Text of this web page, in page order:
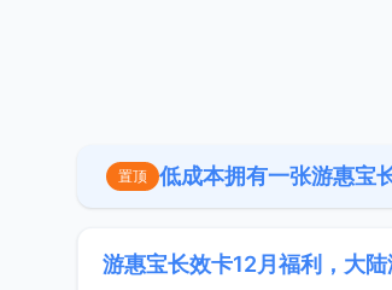
置顶 低成本拥有一张游惠宝
游惠宝长效卡12月福利，大